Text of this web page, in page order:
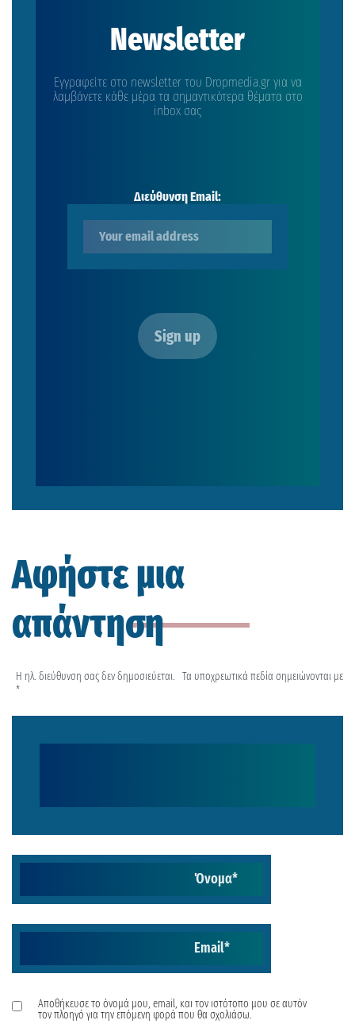
Newsletter
Εγγραφείτε στο newsletter του Dropmedia.gr για να
λαμβάνετε κάθε μέρα τα σημαντικότερα θέματα στο
inbox σας
Διεύθυνση Email:
Αφήστε μια
απάντηση
Η ηλ. διεύθυνση σας δεν δημοσιεύεται. Τα υποχρεωτικά πεδία σημειώνονται με
*
Όνομα*
Email*
Αποθήκευσε το όνομά μου, email, και τον ιστότοπο μου σε αυτόν
τον πλοηγό για την επόμενη φορά που θα σχολιάσω.